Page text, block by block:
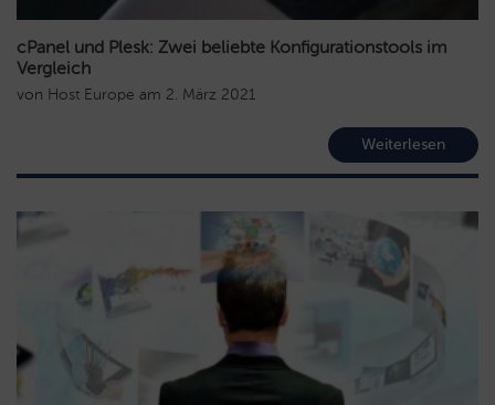
cPanel und Plesk: Zwei beliebte Konfigurationstools im
Vergleich
von Host Europe am 2. März 2021
Weiterlesen